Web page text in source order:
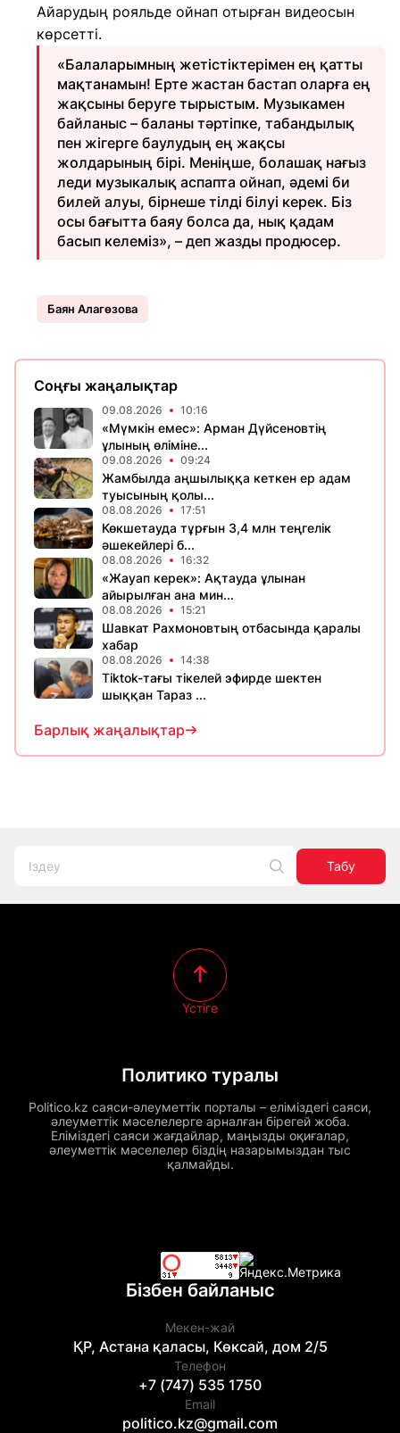
Айарудың рояльде ойнап отырған видеосын
көрсетті.
«Балаларымның жетістіктерімен ең қатты
мақтанамын! Ерте жастан бастап оларға ең
жақсыны беруге тырыстым. Музыкамен
байланыс – баланы тәртіпке, табандылық
пен жігерге баулудың ең жақсы
жолдарының бірі. Меніңше, болашақ нағыз
леди музыкалық аспапта ойнап, әдемі би
билей алуы, бірнеше тілді білуі керек. Біз
осы бағытта баяу болса да, нық қадам
басып келеміз», – деп жазды продюсер.
Баян Алагөзова
Соңғы жаңалықтар
09.08.2026 10:16
«Мүмкін емес»: Арман Дүйсеновтің
ұлының өліміне...
09.08.2026 09:24
Жамбылда аңшылыққа кеткен ер адам
туысының қолы...
08.08.2026 17:51
Көкшетауда тұрғын 3,4 млн теңгелік
әшекейлері б...
08.08.2026 16:32
«Жауап керек»: Ақтауда ұлынан
айырылған ана мин...
08.08.2026 15:21
Шавкат Рахмоновтың отбасында қаралы
хабар
08.08.2026 14:38
Tiktok-тағы тікелей эфирде шектен
шыққан Тараз ...
Барлық жаңалықтар
Табу
Политико туралы
Politico.kz саяси-әлеуметтік порталы – еліміздегі саяси,
әлеуметтік мәселелерге арналған бірегей жоба.
Еліміздегі саяси жағдайлар, маңызды оқиғалар,
әлеуметтік мәселелер біздің назарымыздан тыс
қалмайды.
Үстіге
Бізбен байланыс
Мекен-жай
ҚР, Астана қаласы, Көксай, дом 2/5
Телефон
+7 (747) 535 1750
Email
politico.kz@gmail.com